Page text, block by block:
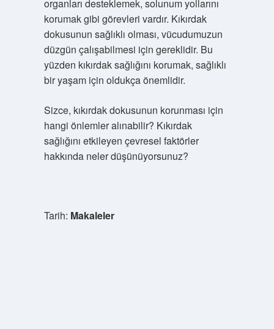
organları desteklemek, solunum yollarını
korumak gibi görevleri vardır. Kıkırdak
dokusunun sağlıklı olması, vücudumuzun
düzgün çalışabilmesi için gereklidir. Bu
yüzden kıkırdak sağlığını korumak, sağlıklı
bir yaşam için oldukça önemlidir.
Sizce, kıkırdak dokusunun korunması için
hangi önlemler alınabilir? Kıkırdak
sağlığını etkileyen çevresel faktörler
hakkında neler düşünüyorsunuz?
Tarih: Makaleler